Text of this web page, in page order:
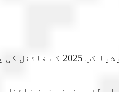
شہریوں کے نام کردی۔